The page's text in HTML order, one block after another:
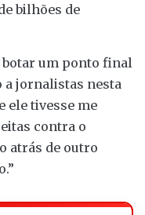
bilhões de
botar um ponto final
a jornalistas nesta
ele tivesse me
contra o
atrás de outro